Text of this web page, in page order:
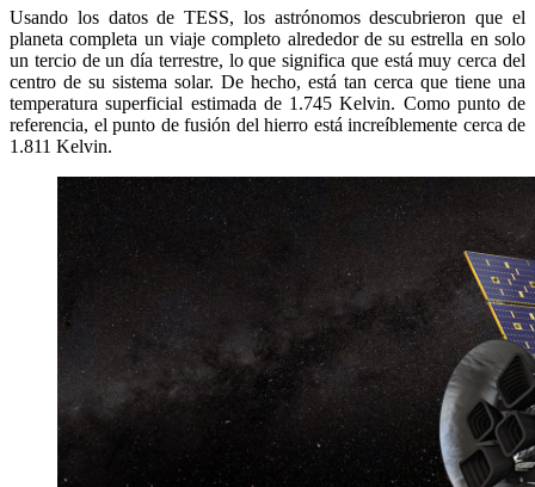
Usando los datos de TESS, los astrónomos descubrieron que el
planeta completa un viaje completo alrededor de su estrella en solo
un tercio de un día terrestre, lo que significa que está muy cerca del
centro de su sistema solar. De hecho, está tan cerca que tiene una
temperatura superficial estimada de 1.745 Kelvin. Como punto de
referencia, el punto de fusión del hierro está increíblemente cerca de
1.811 Kelvin.